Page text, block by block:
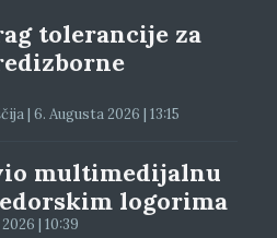
tolerancije za
| 6. Augusta 2026 | 13:15
multimedijalnu
logorima
| 10:39